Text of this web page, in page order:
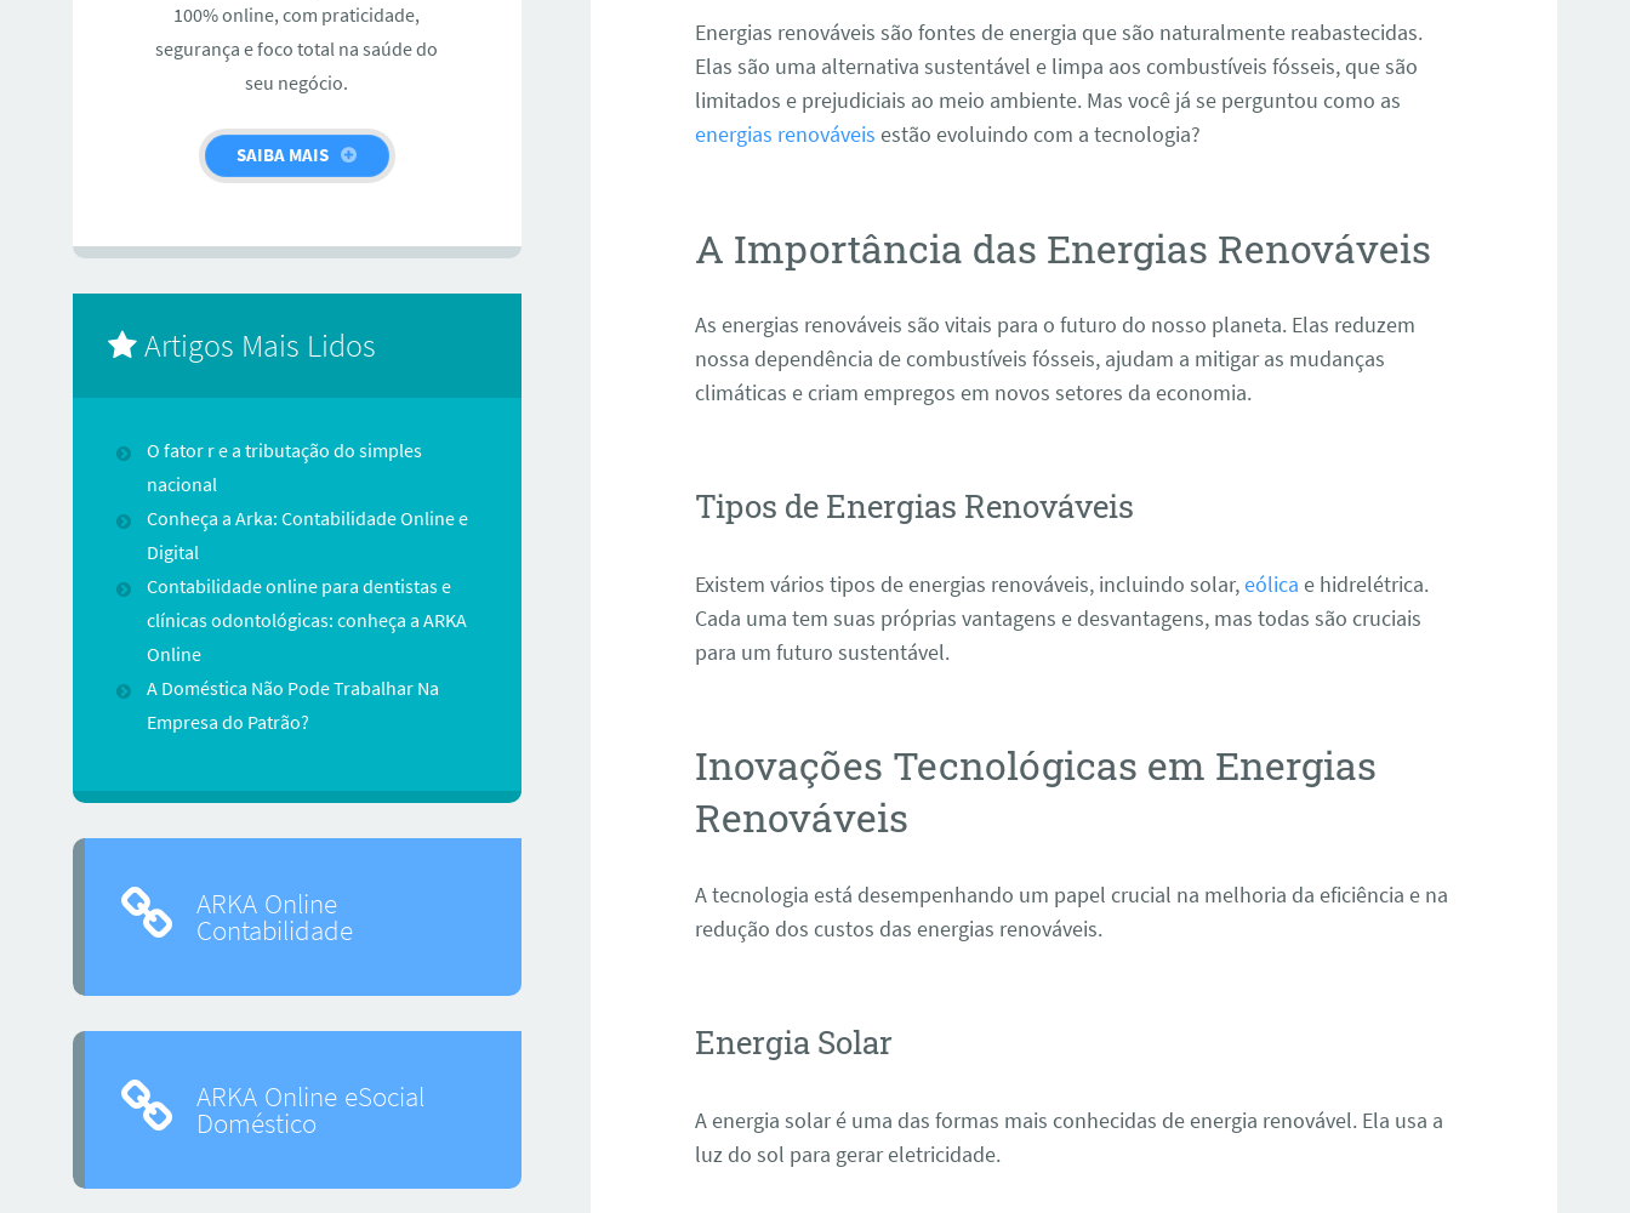
Energias renováveis são fontes de energia que são naturalmente reabastecidas.
Elas são uma alternativa sustentável e limpa aos combustíveis fósseis, que são
limitados e prejudiciais ao meio ambiente. Mas você já se perguntou como as
energias renováveis estão evoluindo com a tecnologia?
A Importância das Energias Renováveis
As energias renováveis são vitais para o futuro do nosso planeta. Elas reduzem
nossa dependência de combustíveis fósseis, ajudam a mitigar as mudanças
climáticas e criam empregos em novos setores da economia.
Tipos de Energias Renováveis
Existem vários tipos de energias renováveis, incluindo solar,eólica e hidrelétrica.
Cada uma tem suas próprias vantagens e desvantagens, mas todas são cruciais
para um futuro sustentável.
Inovações Tecnológicas em Energias
Renováveis
A tecnologia está desempenhando um papel crucial na melhoria da eficiência e na
redução dos custos das energias renováveis.
Energia Solar
A energia solar é uma das formas mais conhecidas de energia renovável. Ela usa a
luz do sol para gerar eletricidade.
100% online, com praticidade,
segurança e foco total na saúde do
seu negócio.
SAIBA MAIS
Artigos Mais Lidos
O fator r e a tributação do simples
nacional
Conheça a Arka: Contabilidade Online e
Digital
Contabilidade online para dentistas e
clínicas odontológicas: conheça a ARKA
Online
A Doméstica Não Pode Trabalhar Na
Empresa do Patrão?
ARKA Online
Contabilidade
ARKA Online eSocial
Doméstico